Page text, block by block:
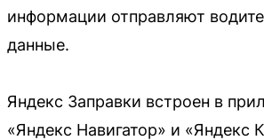
информации отправляют
данные.
Яндекс Заправки встроен в
«Яндекс Навигатор» и «Яндекс